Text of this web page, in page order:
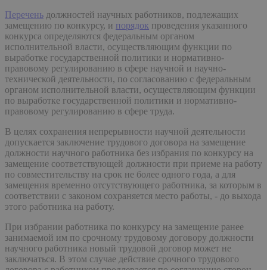
Перечень должностей научных работников, подлежащих
замещению по конкурсу, и порядок проведения указанного
конкурса определяются федеральным органом
исполнительной власти, осуществляющим функции по
выработке государственной политики и нормативно-
правовому регулированию в сфере научной и научно-
технической деятельности, по согласованию с федеральным
органом исполнительной власти, осуществляющим функции
по выработке государственной политики и нормативно-
правовому регулированию в сфере труда.
В целях сохранения непрерывности научной деятельности
допускается заключение трудового договора на замещение
должности научного работника без избрания по конкурсу на
замещение соответствующей должности при приеме на работу
по совместительству на срок не более одного года, а для
замещения временно отсутствующего работника, за которым в
соответствии с законом сохраняется место работы, - до выхода
этого работника на работу.
При избрании работника по конкурсу на замещение ранее
занимаемой им по срочному трудовому договору должности
научного работника новый трудовой договор может не
заключаться. В этом случае действие срочного трудового